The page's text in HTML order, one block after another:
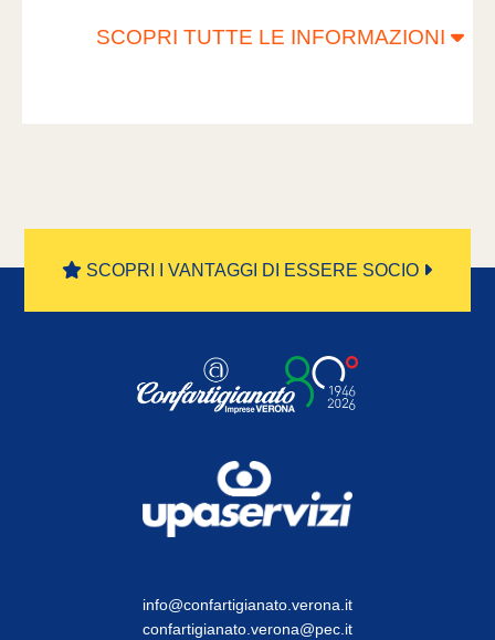
SCOPRI TUTTE LE INFORMAZIONI
SCOPRI I VANTAGGI DI ESSERE SOCIO
info@confartigianato.verona.it
confartigianato.verona@pec.it